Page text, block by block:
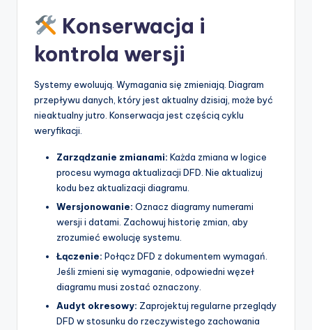
Konserwacja i
kontrola wersji
Systemy ewoluują. Wymagania się zmieniają. Diagram
przepływu danych, który jest aktualny dzisiaj, może być
nieaktualny jutro. Konserwacja jest częścią cyklu
weryfikacji.
Zarządzanie zmianami: Każda zmiana w logice
procesu wymaga aktualizacji DFD. Nie aktualizuj
kodu bez aktualizacji diagramu.
Wersjonowanie: Oznacz diagramy numerami
wersji i datami. Zachowuj historię zmian, aby
zrozumieć ewolucję systemu.
Łączenie: Połącz DFD z dokumentem wymagań.
Jeśli zmieni się wymaganie, odpowiedni węzeł
diagramu musi zostać oznaczony.
Audyt okresowy: Zaprojektuj regularne przeglądy
DFD w stosunku do rzeczywistego zachowania